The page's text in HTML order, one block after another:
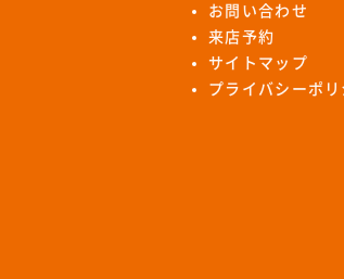
お問い合わせ
来店予約
サイトマップ
プライバシーポリ